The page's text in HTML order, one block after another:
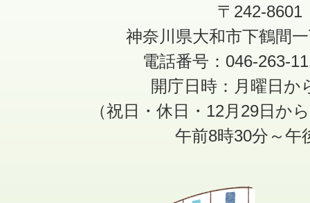
〒242-8601
神奈川県大和市下鶴間
電話番号：046-263-
開庁日時：月曜日か
（祝日・休日・12月29日か
午前8時30分～午